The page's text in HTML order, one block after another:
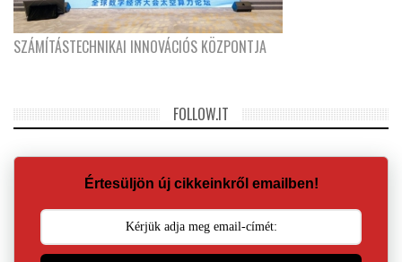
SZÁMÍTÁSTECHNIKAI INNOVÁCIÓS KÖZPONTJA
FOLLOW.IT
Értesüljön új cikkeinkről emailben!